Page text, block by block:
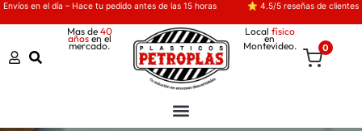
Envíos en el día – Hace tu pedido antes de las 15 horas ⭐ 4.5/5 reseñas de clientes
Mas de 40
añosen el
mercado.
Local físico
en
Montevideo. 0